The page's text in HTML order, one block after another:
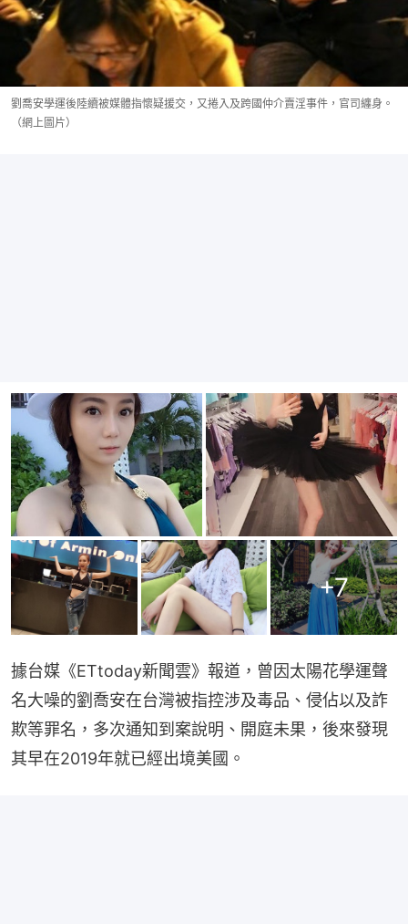
劉喬安學運後陸續被媒體指懷疑援交，又捲入及跨國仲介賣淫事件，官司纏身。
（網上圖片）
+7
據台媒《ETtoday新聞雲》報道，曾因太陽花學運聲
名大噪的劉喬安在台灣被指控涉及毒品、侵佔以及詐
欺等罪名，多次通知到案說明、開庭未果，後來發現
其早在2019年就已經出境美國。